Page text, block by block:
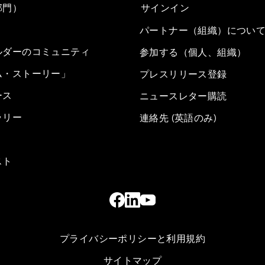
）
ーのコミュニティ
ストーリー」
リー
サインイン
パートナー（組織）につい
参加する（個人、組織）
プレスリリース登録
ニュースレター購読
連絡先 (英語のみ)
プライバシーポリシーと利用規約
サイトマップ